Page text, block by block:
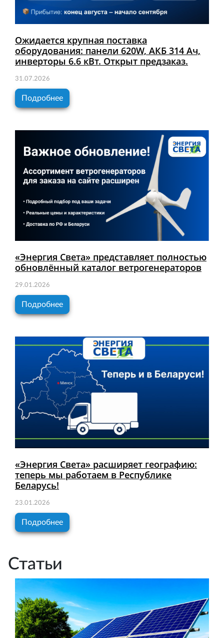
Ожидается крупная поставка
оборудования: панели 620W, АКБ 314 Ач,
инверторы 6.6 кВт. Открыт предзаказ.
31.07.2026
Подробнее
«Энергия Света» представляет полностью
обновлённый каталог ветрогенераторов
29.01.2026
Подробнее
«Энергия Света» расширяет географию:
теперь мы работаем в Республике
Беларусь!
23.01.2026
Подробнее
Статьи